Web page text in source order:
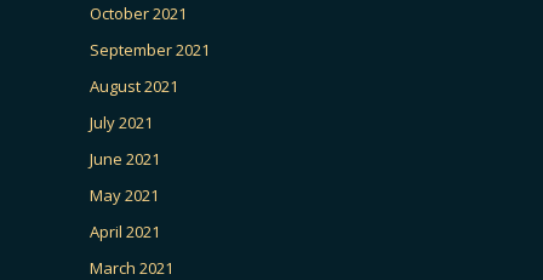
October 2021
September 2021
August 2021
July 2021
June 2021
May 2021
April 2021
March 2021